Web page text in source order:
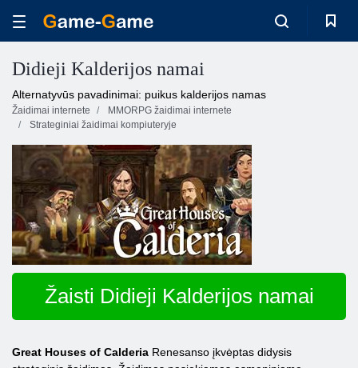
Didieji Kalderijos namai
Alternatyvūs pavadinimai: puikus kalderijos namas
Žaidimai internete
MMORPG žaidimai internete
Strateginiai žaidimai kompiuteryje
Žaisti Didieji Kalderijos namai
Great Houses of Calderia Renesanso įkvėptas didysis